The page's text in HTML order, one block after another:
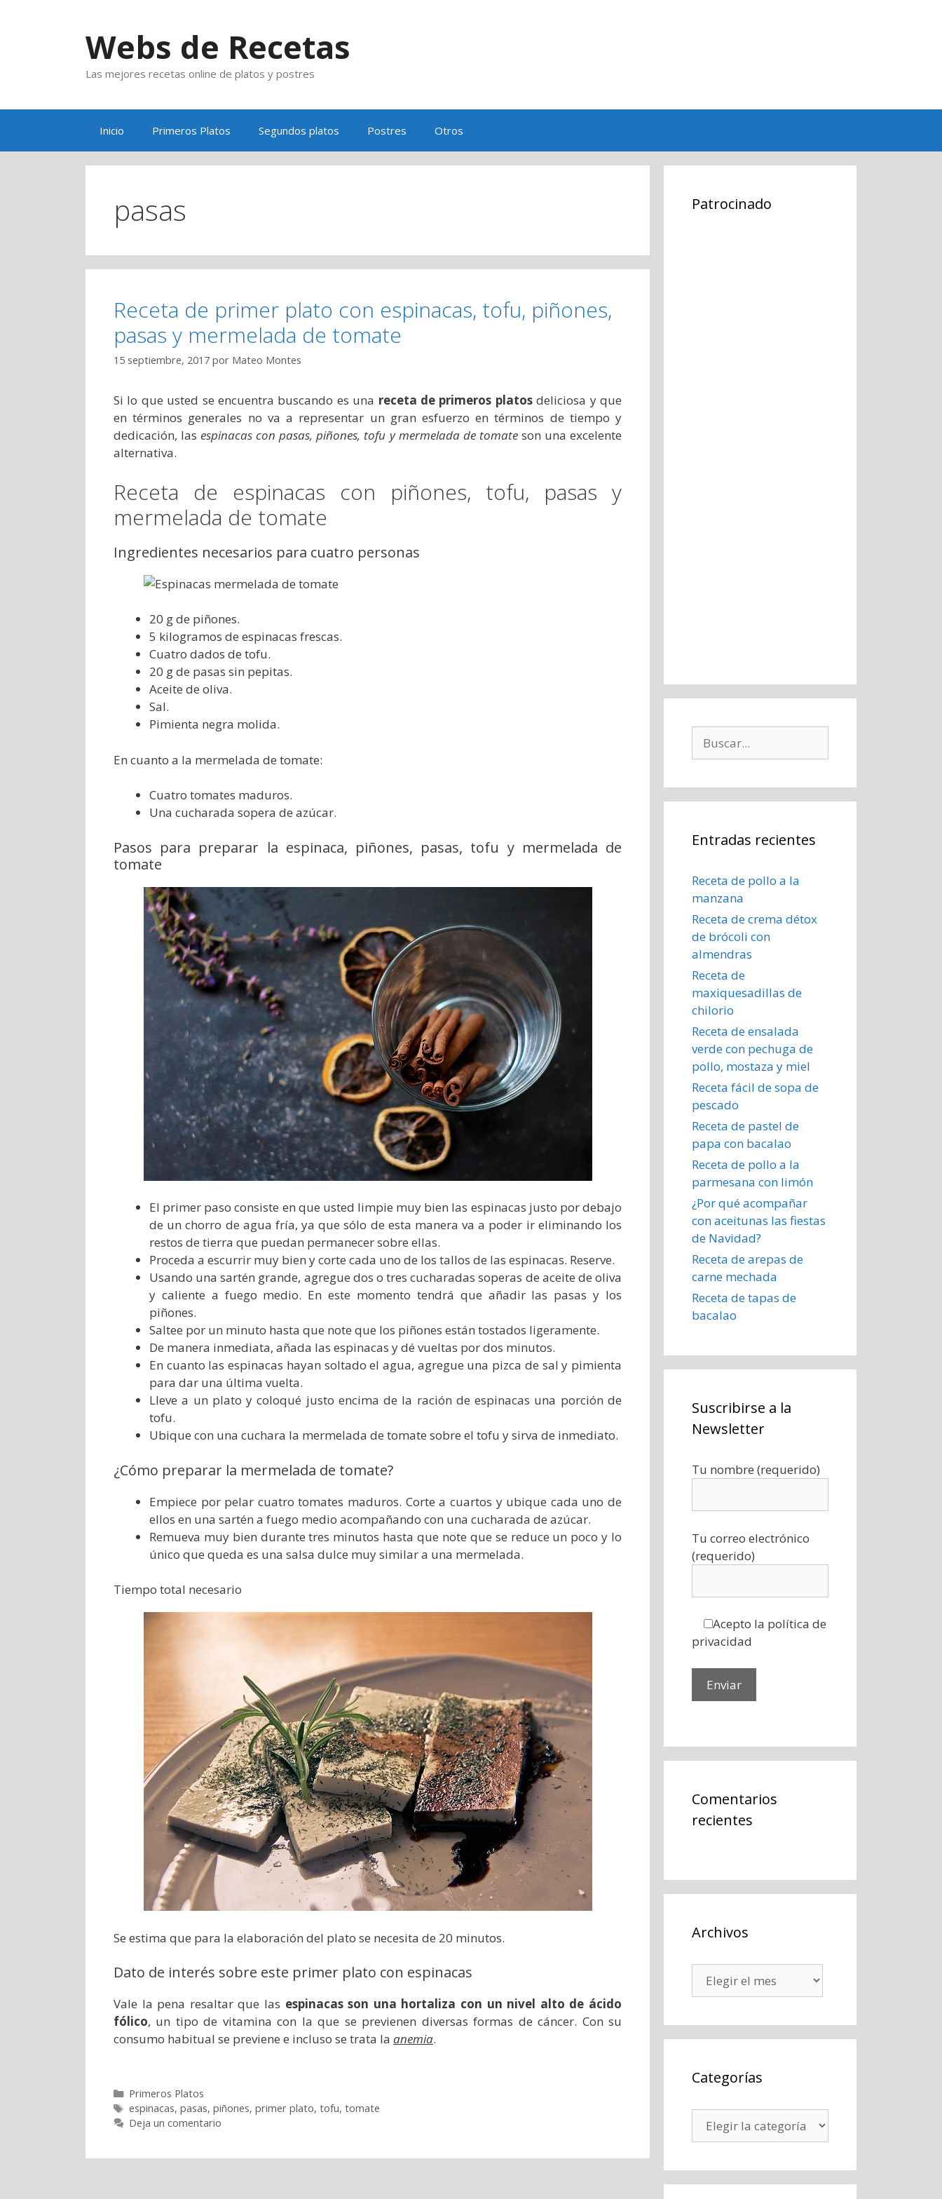
Webs de Recetas
Las mejores recetas online de platos y postres
Inicio Primeros Platos Segundos platos Postres Otros
pasas
Receta de primer plato con espinacas, tofu, piñones,
pasas y mermelada de tomate
15 septiembre, 2017 por Mateo Montes
Si lo que usted se encuentra buscando es una receta de primeros platosdeliciosa y que
en términos generales no va a representar un gran esfuerzo en términos de tiempo y
dedicación, lasespinacas con pasas, piñones, tofu y mermelada de tomateson una excelente
alternativa.
Receta de espinacas con piñones, tofu, pasas y
mermelada de tomate
Ingredientes necesarios para cuatro personas
20 g de piñones.
5 kilogramos de espinacas frescas.
Cuatro dados de tofu.
20 g de pasas sin pepitas.
Aceite de oliva.
Sal.
Pimienta negra molida.
En cuanto a la mermelada de tomate:
Cuatro tomates maduros.
Una cucharada sopera de azúcar.
Pasos para preparar la espinaca, piñones, pasas, tofu y mermelada de
tomate
El primer paso consiste en que usted limpie muy bien las espinacas justo por debajo
de un chorro de agua fría, ya que sólo de esta manera va a poder ir eliminando los
restos de tierra que puedan permanecer sobre ellas.
Proceda a escurrir muy bien y corte cada uno de los tallos de las espinacas. Reserve.
Usando una sartén grande, agregue dos o tres cucharadas soperas de aceite de oliva
y caliente a fuego medio. En este momento tendrá que añadir las pasas y los
piñones.
Saltee por un minuto hasta que note que los piñones están tostados ligeramente.
De manera inmediata, añada las espinacas y dé vueltas por dos minutos.
En cuanto las espinacas hayan soltado el agua, agregue una pizca de sal y pimienta
para dar una última vuelta.
Lleve a un plato y coloqué justo encima de la ración de espinacas una porción de
tofu.
Ubique con una cuchara la mermelada de tomate sobre el tofu y sirva de inmediato.
¿Cómo preparar la mermelada de tomate?
Empiece por pelar cuatro tomates maduros. Corte a cuartos y ubique cada uno de
ellos en una sartén a fuego medio acompañando con una cucharada de azúcar.
Remueva muy bien durante tres minutos hasta que note que se reduce un poco y lo
único que queda es una salsa dulce muy similar a una mermelada.
Tiempo total necesario
Se estima que para la elaboración del plato se necesita de 20 minutos.
Dato de interés sobre este primer plato con espinacas
Vale la pena resaltar que las espinacas son una hortaliza con un nivel alto de ácido
fólico, un tipo de vitamina con la que se previenen diversas formas de cáncer. Con su
consumo habitual se previene e incluso se trata la anemia.
Categorías
Primeros Platos
Etiquetas
espinacas, pasas, piñones, primer plato, tofu, tomate
Deja un comentario
Patrocinado
Entradas recientes
Receta de pollo a la
manzana
Receta de crema détox
de brócoli con
almendras
Receta de
maxiquesadillas de
chilorio
Receta de ensalada
verde con pechuga de
pollo, mostaza y miel
Receta fácil de sopa de
pescado
Receta de pastel de
papa con bacalao
Receta de pollo a la
parmesana con limón
¿Por qué acompañar
con aceitunas las fiestas
de Navidad?
Receta de arepas de
carne mechada
Receta de tapas de
bacalao
Suscribirse a la
Newsletter
Tu nombre (requerido)
Tu correo electrónico
(requerido)
Acepto la política de
privacidad
Comentarios
recientes
Archivos
Categorías